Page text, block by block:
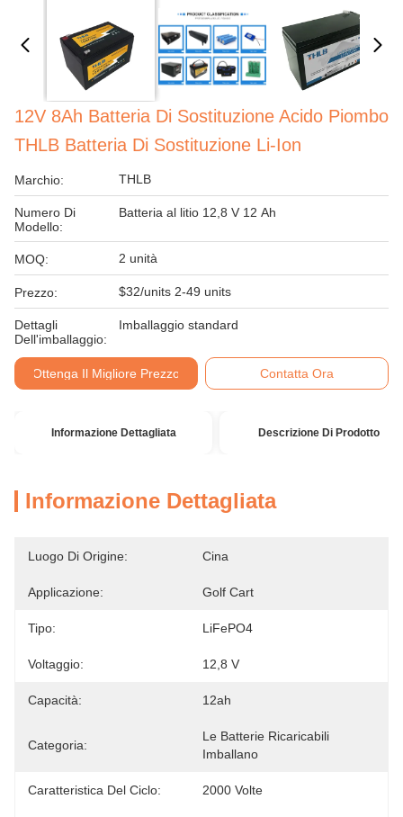
12V 8Ah Batteria Di Sostituzione Acido Piombo
THLB Batteria Di Sostituzione Li-Ion
Marchio: THLB
Numero Di
Modello:
Batteria al litio 12,8 V 12 Ah
MOQ: 2 unità
Prezzo: $32/units 2-49 units
Dettagli
Dell'imballaggio:
Imballaggio standard
Ottenga Il Migliore Prezzo Contatta Ora
Informazione Dettagliata Descrizione Di Prodotto
Informazione Dettagliata
Luogo Di Origine: Cina
Applicazione: Golf Cart
Tipo: LiFePO4
Voltaggio: 12,8 V
Capacità: 12ah
Categoria:
Le Batterie Ricaricabili
Imballano
Caratteristica Del Ciclo: 2000 Volte